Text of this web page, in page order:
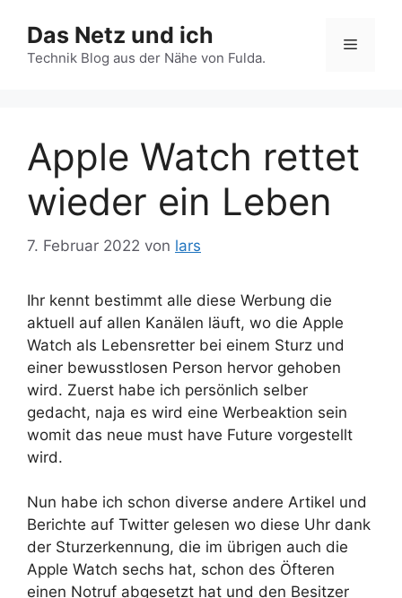
Inhalt
springen
Das Netz und ich
Technik Blog aus der Nähe von Fulda.
Menü
Apple Watch rettet
wieder ein Leben
7. Februar 2022 von lars
Ihr kennt bestimmt alle diese Werbung die
aktuell auf allen Kanälen läuft, wo die Apple
Watch als Lebensretter bei einem Sturz und
einer bewusstlosen Person hervor gehoben
wird. Zuerst habe ich persönlich selber
gedacht, naja es wird eine Werbeaktion sein
womit das neue must have Future vorgestellt
wird.
Nun habe ich schon diverse andere Artikel und
Berichte auf Twitter gelesen wo diese Uhr dank
der Sturzerkennung, die im übrigen auch die
Apple Watch sechs hat, schon des Öfteren
einen Notruf abgesetzt hat und den Besitzer